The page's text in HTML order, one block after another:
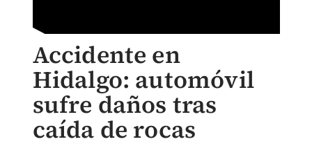
Accidente en
Hidalgo: automóvil
sufre daños tras
caída de rocas